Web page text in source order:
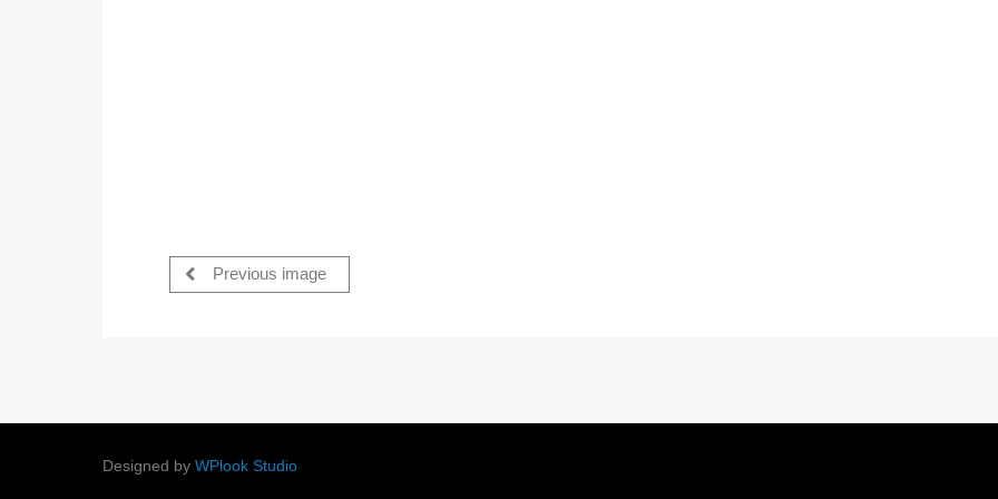
Previous image
Designed by WPlook Studio